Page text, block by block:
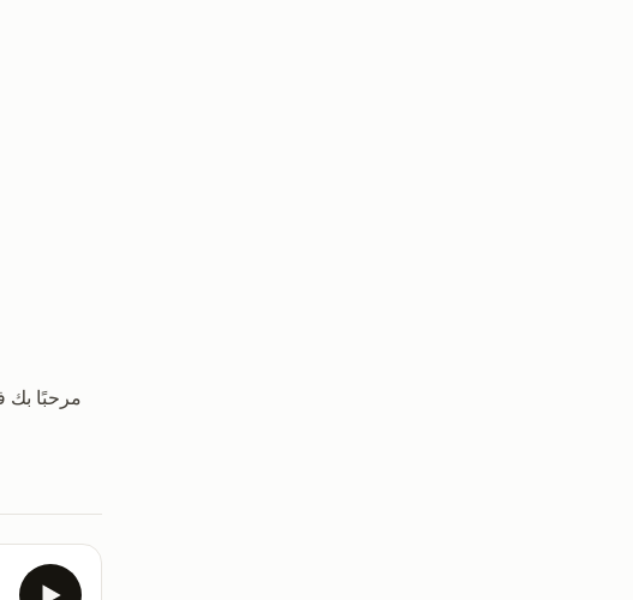
مرحبًا بك